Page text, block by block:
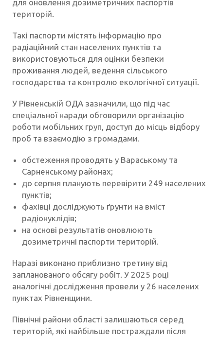
для оновлення дозиметричних паспортів
територій.
Такі паспорти містять інформацію про
радіаційний стан населених пунктів та
використовуються для оцінки безпеки
проживання людей, ведення сільського
господарства та контролю екологічної ситуації.
У Рівненській ОДА зазначили, що під час
спеціальної наради обговорили організацію
роботи мобільних груп, доступ до місць відбору
проб та взаємодію з громадами.
обстеження проводять у Вараському та
Сарненському районах;
до серпня планують перевірити 249 населених
пунктів;
фахівці досліджують ґрунти на вміст
радіонуклідів;
на основі результатів оновлюють
дозиметричні паспорти територій.
Наразі виконано приблизно третину від
запланованого обсягу робіт. У 2025 році
аналогічні дослідження провели у 26 населених
пунктах Рівненщини.
Північні райони області залишаються серед
територій, які найбільше постраждали після